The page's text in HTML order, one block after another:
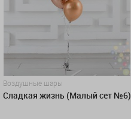
Воздушные шары
Сладкая жизнь (Малый сет №6)